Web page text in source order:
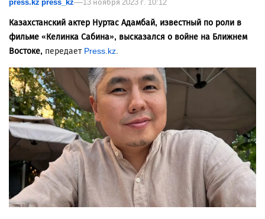
press.kz press_kz 13 ноября 2023 г. 10:12
Казахстанский актер Нуртас Адамбай, известный по роли в
фильме «Келинка Сабина», высказался о войне на Ближнем
Востоке, передает Press.kz.